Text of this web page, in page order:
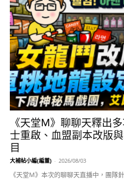
《天堂M》聊聊天釋出
士重啟、血盟副本改版
目
大補帖小編(編董) - 2026/08/03
《天堂M》本次的聊聊天直播中，團隊